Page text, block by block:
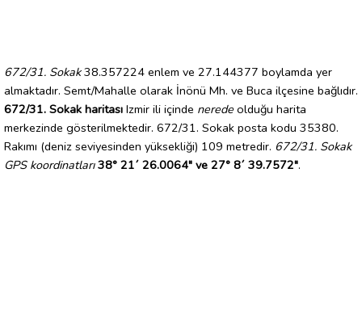
672/31. Sokak38.357224 enlem ve 27.144377 boylamda yer
almaktadır. Semt/Mahalle olarak İnönü Mh. ve Buca ilçesine bağlıdır.
672/31. Sokak haritası Izmir ili içinde nerede olduğu harita
merkezinde gösterilmektedir. 672/31. Sokak posta kodu 35380.
Rakımı (deniz seviyesinden yüksekliği) 109 metredir. 672/31. Sokak
GPS koordinatları 38° 21´ 26.0064" ve 27° 8´ 39.7572".